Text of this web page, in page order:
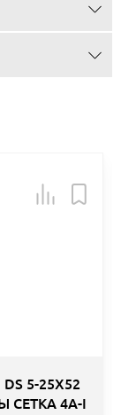
5-25X52
СЕТКА 4A-I